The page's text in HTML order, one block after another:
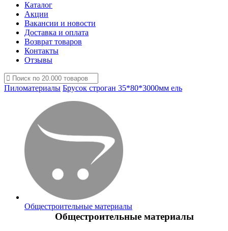
Каталог
Акции
Вакансии и новости
Доставка и оплата
Возврат товаров
Контакты
Отзывы
Пиломатериалы Брусок строган 35*80*3000мм ель
Общестроительные материалы
Общестроительные материалы